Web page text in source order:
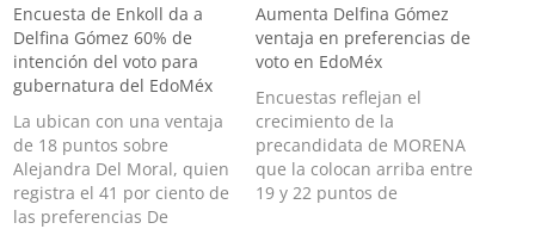
Encuesta de Enkoll da a
Delfina Gómez 60% de
intención del voto para
gubernatura del EdoMéx
La ubican con una ventaja
de 18 puntos sobre
Alejandra Del Moral, quien
registra el 41 por ciento de
las preferencias De
Aumenta Delfina Gómez
ventaja en preferencias de
voto en EdoMéx
Encuestas reflejan el
crecimiento de la
precandidata de MORENA
que la colocan arriba entre
19 y 22 puntos de